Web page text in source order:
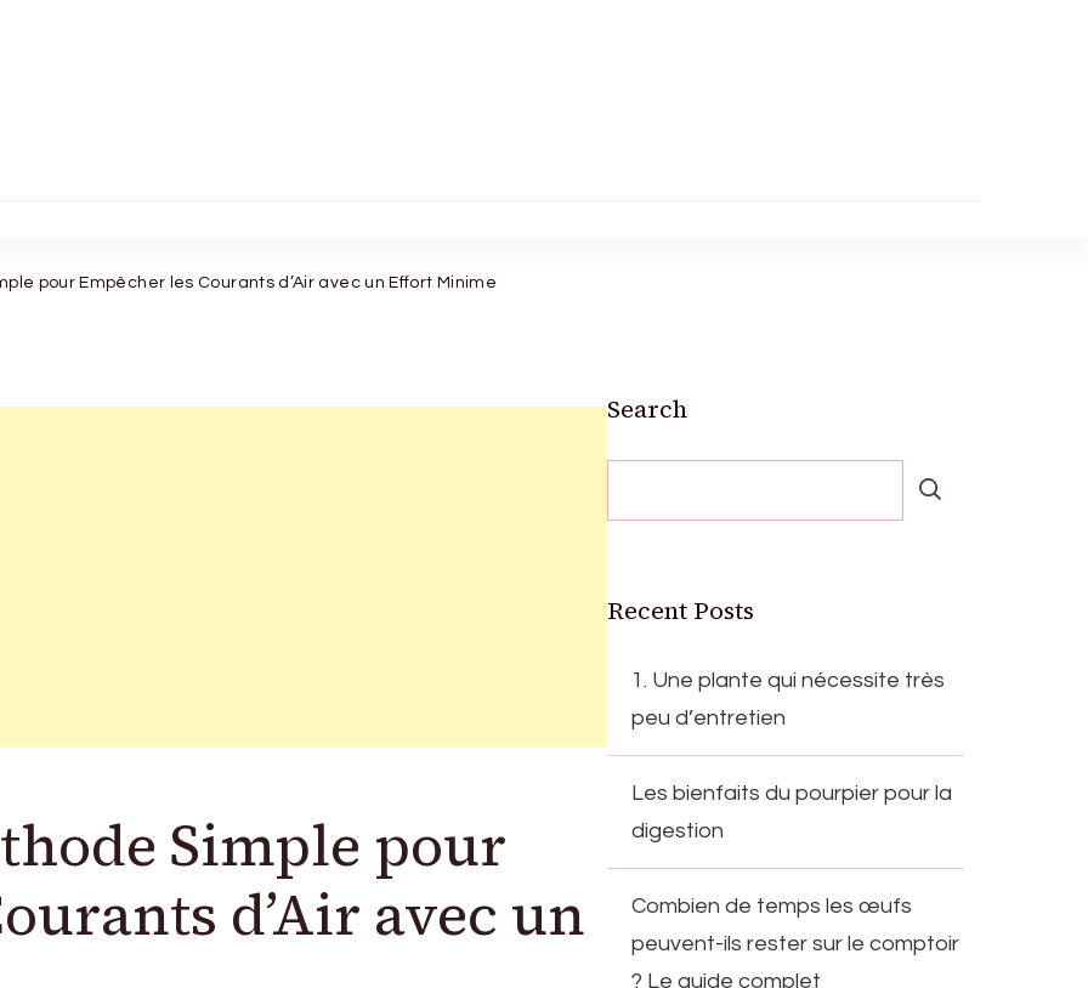
pour Empêcher les Courants d’Air avec un Effort Minime
Simple pour
d’Air avec un
Search
Recent Posts
1. Une plante qui nécessite très
peu d’entretien
Les bienfaits du pourpier pour la
digestion
Combien de temps les œufs
peuvent-ils rester sur le comptoir
? Le guide complet